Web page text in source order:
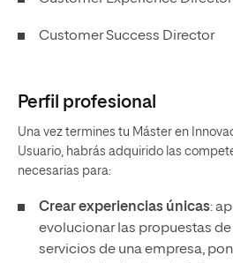
Customer Success Director
Perfil profesional
Una vez termines tu Máster en
Usuario, habrás adquirido las
necesarias para:
Crear experiencias únicas:
evolucionar las propuestas
servicios de una empresa,